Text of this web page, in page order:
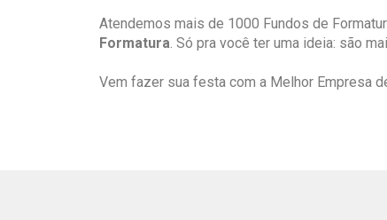
Atendemos mais de 1000 Fundos de
Formatura . Só pra você ter uma ideia: são
Vem fazer sua festa com a Melhor Empresa